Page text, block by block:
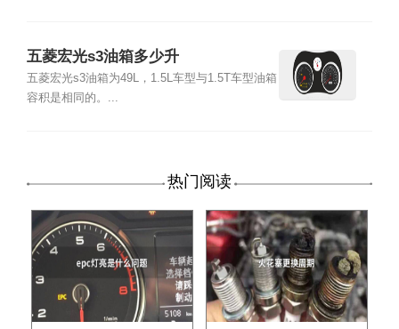
五菱宏光s3油箱多少升
五菱宏光s3油箱为49L，1.5L车型与1.5T车型油箱
容积是相同的。...
热门阅读